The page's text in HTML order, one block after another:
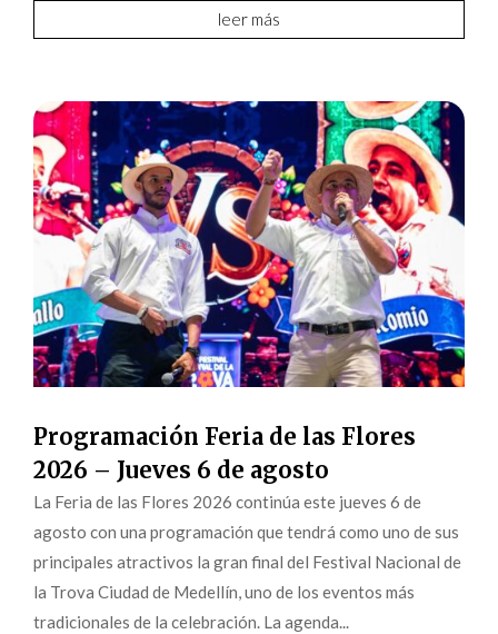
leer más
Programación Feria de las Flores
2026 – Jueves 6 de agosto
La Feria de las Flores 2026 continúa este jueves 6 de
agosto con una programación que tendrá como uno de sus
principales atractivos la gran final del Festival Nacional de
la Trova Ciudad de Medellín, uno de los eventos más
tradicionales de la celebración. La agenda...